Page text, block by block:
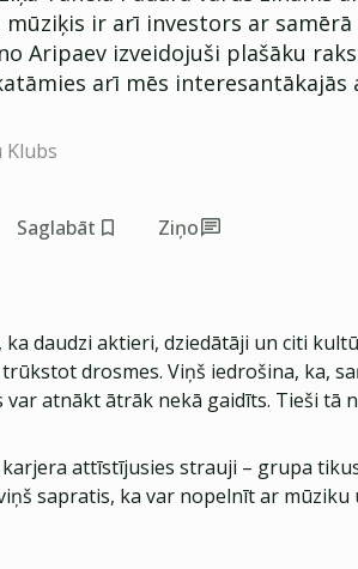
mūziķis ir arī investors ar
Aripaev izveidojuši plašāku
arī mēs interesantākajās
Klubs
Saglabāt Ziņo
ka daudzi aktieri, dziedātāji un citi
drosmes. Viņš iedrošina, ka,
var atnākt ātrāk nekā gaidīts. Tieši tā
attīstījusies strauji – grupa
sapratis, ka var nopelnīt ar mūziku